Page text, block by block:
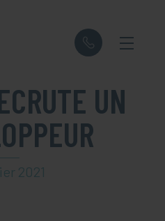
UN
2021